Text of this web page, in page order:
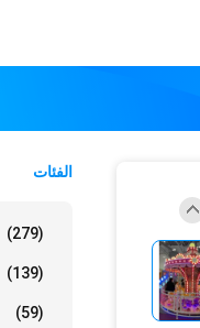
الفئات
(279)
(139)
(59)